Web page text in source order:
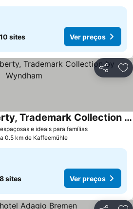
10 sites Ver preços
Partilhar
e ideais para famílias
Arthotel ANA Liberty, Trademark Collection by Wyndham
a 0.5 km de Kaffeemühle
8 sites Ver preços